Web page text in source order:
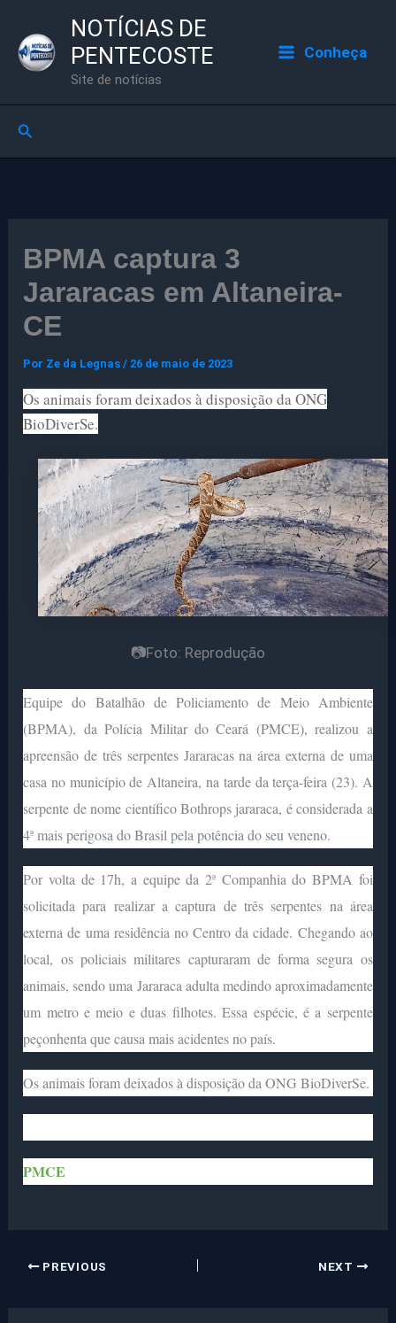
para
NOTÍCIAS DE
PENTECOSTE
Site de notícias
Conheça
Pesquisar
BPMA captura 3
Jararacas em Altaneira-
CE
Por Ze da Legnas/ 26 de maio de 2023
Os animais foram deixados à disposição da ONG
BioDiverSe.
📷Foto: Reprodução
Equipe do Batalhão de Policiamento de Meio Ambiente
(BPMA), da Polícia Militar do Ceará (PMCE), realizou a
apreensão de três serpentes Jararacas na área externa de uma
casa no município de Altaneira, na tarde da terça-feira (23). A
serpente de nome científico Bothrops jararaca, é considerada a
4ª mais perigosa do Brasil pela potência do seu veneno.
Por volta de 17h, a equipe da 2ª Companhia do BPMA foi
solicitada para realizar a captura de três serpentes na área
externa de uma residência no Centro da cidade. Chegando ao
local, os policiais militares capturaram de forma segura os
animais, sendo uma Jararaca adulta medindo aproximadamente
um metro e meio e duas filhotes. Essa espécie, é a serpente
peçonhenta que causa mais acidentes no país.
Os animais foram deixados à disposição da ONG BioDiverSe.
PMCE
PREVIOUS NEXT